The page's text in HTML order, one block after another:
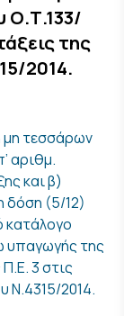
Ο.Τ.133/
της
2014.
μη τεσσάρων
αριθμ.
και β)
δόση (5/12)
κατάλογο
υπαγωγής της
3 στις
Ν.4315/2014.